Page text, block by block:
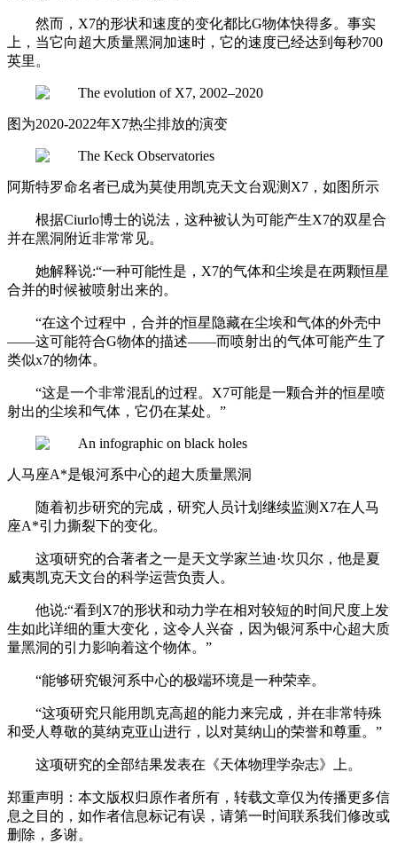
然而，X7的形状和速度的变化都比G物体快得多。事实
上，当它向超大质量黑洞加速时，它的速度已经达到每秒700
英里。
图为2020-2022年X7热尘排放的演变
阿斯特罗命名者已成为莫使用凯克天文台观测X7，如图所示
根据Ciurlo博士的说法，这种被认为可能产生X7的双星合
并在黑洞附近非常常见。
她解释说:“一种可能性是，X7的气体和尘埃是在两颗恒星
合并的时候被喷射出来的。
“在这个过程中，合并的恒星隐藏在尘埃和气体的外壳中
——这可能符合G物体的描述——而喷射出的气体可能产生了
类似x7的物体。
“这是一个非常混乱的过程。X7可能是一颗合并的恒星喷
射出的尘埃和气体，它仍在某处。”
人马座A*是银河系中心的超大质量黑洞
随着初步研究的完成，研究人员计划继续监测X7在人马
座A*引力撕裂下的变化。
这项研究的合著者之一是天文学家兰迪·坎贝尔，他是夏
威夷凯克天文台的科学运营负责人。
他说:“看到X7的形状和动力学在相对较短的时间尺度上发
生如此详细的重大变化，这令人兴奋，因为银河系中心超大质
量黑洞的引力影响着这个物体。”
“能够研究银河系中心的极端环境是一种荣幸。
“这项研究只能用凯克高超的能力来完成，并在非常特殊
和受人尊敬的莫纳克亚山进行，以对莫纳山的荣誉和尊重。”
这项研究的全部结果发表在《天体物理学杂志》上。
郑重声明：本文版权归原作者所有，转载文章仅为传播更多信
息之目的，如作者信息标记有误，请第一时间联系我们修改或
删除，多谢。